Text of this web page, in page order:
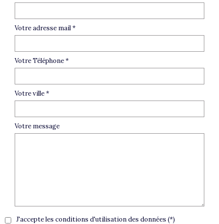
Votre adresse mail *
Votre Téléphone *
Votre ville *
Votre message
J'accepte les conditions d'utilisation des données (*)